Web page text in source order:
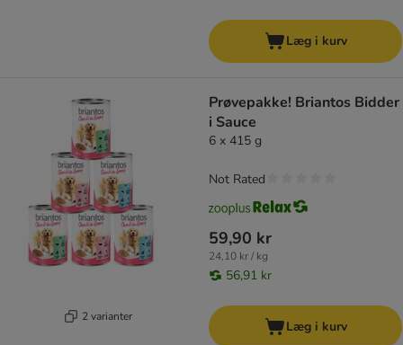
Læg i kurv
2 varianter
Prøvepakke! Briantos Bidder
i Sauce
6 x 415 g
59,90 kr
24,10 kr / kg
56,91 kr
Not Rated
Læg i kurv